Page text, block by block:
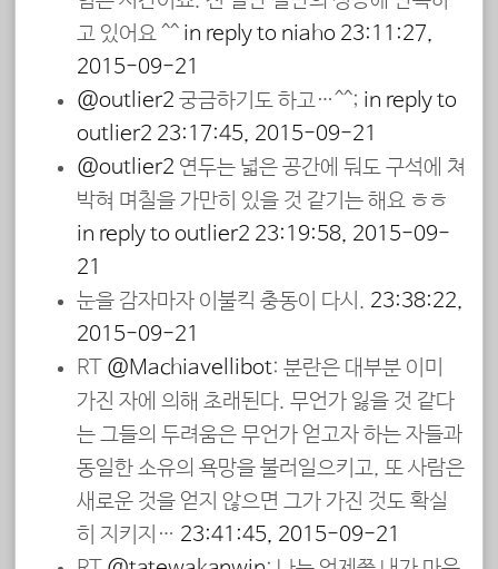
고 있어요 ^^ in reply to niaho 23:11:27,
2015-09-21
@outlier2 궁금하기도 하고…^^; in reply to
outlier2 23:17:45, 2015-09-21
@outlier2 연두는 넓은 공간에 둬도 구석에 쳐
박혀 며칠을 가만히 있을 것 같기는 해요 ㅎㅎ
in reply to outlier2 23:19:58, 2015-09-
21
눈을 감자마자 이불킥 충동이 다시. 23:38:22,
2015-09-21
RT @Machiavellibot: 분란은 대부분 이미
가진 자에 의해 초래된다. 무언가 잃을 것 같다
는 그들의 두려움은 무언가 얻고자 하는 자들과
동일한 소유의 욕망을 불러일으키고, 또 사람은
새로운 것을 얻지 않으면 그가 가진 것도 확실
히 지키지… 23:41:45, 2015-09-21